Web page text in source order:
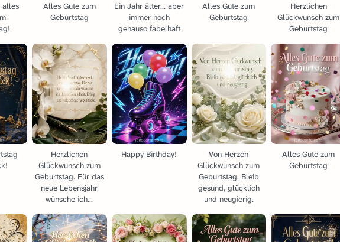
alles
Alles Gute zum
Geburtstag
Ein Jahr älter... aber
immer noch
genauso fabelhaft
Alles Gute zum
Geburtstag
Herzlichen
Glückwunsch zum
Geburtstag
Herzlichen
Glückwunsch zum
Geburtstag. Für das
neue Lebensjahr
wünsche ich...
Happy Birthday!
Von Herzen
Glückwunsch zum
Geburtstag. Bleib
gesund, glücklich
und neugierig.
Alles Gute zum
Geburtstag